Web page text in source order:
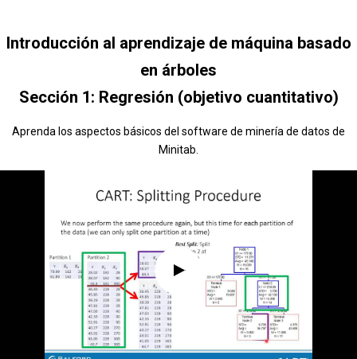
Introducción al aprendizaje de máquina basado
en árboles
Sección 1: Regresión (objetivo cuantitativo)
Aprenda los aspectos básicos del software de minería de datos de
Minitab.